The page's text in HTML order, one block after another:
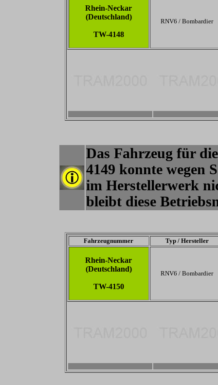
Rhein-Neckar
(Deutschland)
TW-4148
RNV6 / Bombardier
Das Fahrzeug für
4149 konnte wegen
im Herstellerwerk
bleibt diese
Fahrzeugnummer Typ / Hersteller
Rhein-Neckar
(Deutschland)
TW-4150
RNV6 / Bombardier